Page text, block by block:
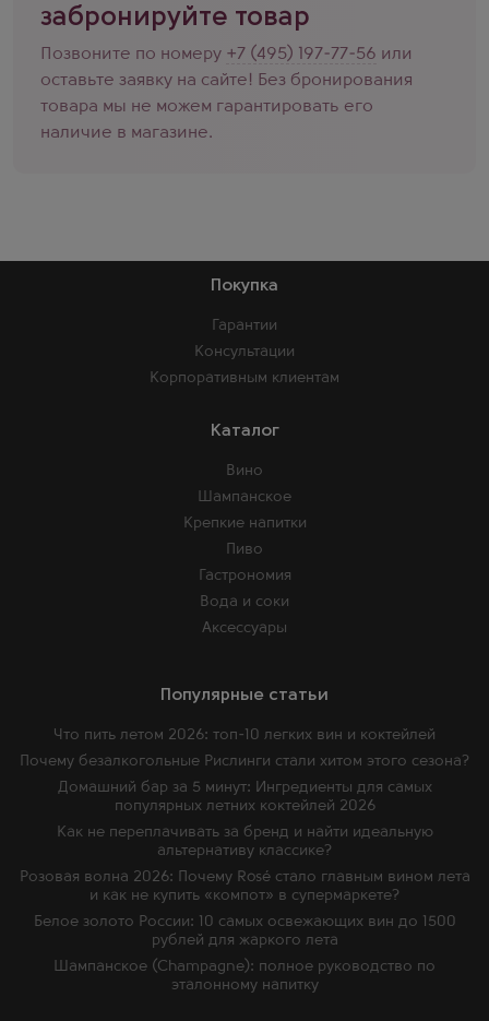
забронируйте товар
Позвоните по номеру +7 (495) 197-77-56 или
оставьте заявку на сайте! Без бронирования
товара мы не можем гарантировать его
наличие в магазине.
Покупка
Гарантии
Консультации
Корпоративным клиентам
Каталог
Вино
Шампанское
Крепкие напитки
Пиво
Гастрономия
Вода и соки
Аксессуары
Популярные статьи
Что пить летом 2026: топ-10 легких вин и коктейлей
Почему безалкогольные Рислинги стали хитом этого сезона?
Домашний бар за 5 минут: Ингредиенты для самых
популярных летних коктейлей 2026
Как не переплачивать за бренд и найти идеальную
альтернативу классике?
Розовая волна 2026: Почему Rosé стало главным вином лета
и как не купить «компот» в супермаркете?
Белое золото России: 10 самых освежающих вин до 1500
рублей для жаркого лета
Шампанское (Champagne): полное руководство по
эталонному напитку